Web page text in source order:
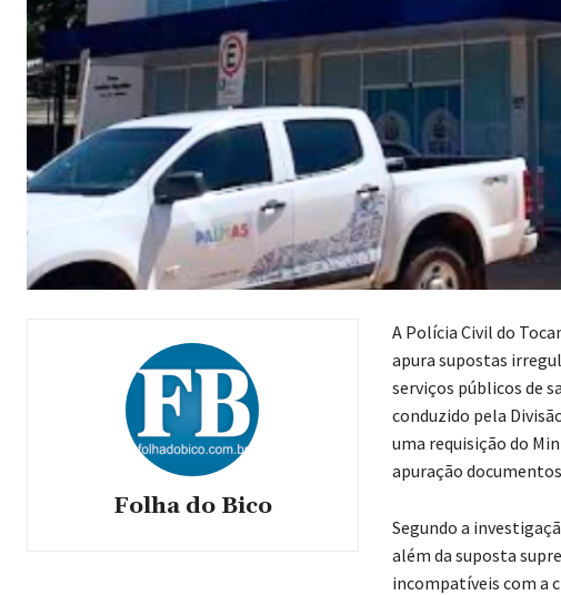
Folha do Bico
A Polícia Civil do
apura supostas
serviços públicos de
conduzido pela
uma requisição do
apuração
Segundo a
além da suposta
incompatíveis com a